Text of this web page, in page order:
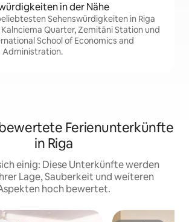
in der Nähe
Sehenswürdigkeiten in Riga
Quarter, Zemitāni Station und
School of Economics and
Administration.
Ferienunterkünfte
in Riga
einig: Diese Unterkünfte werden
Lage, Sauberkeit und weiteren
hoch bewertet.